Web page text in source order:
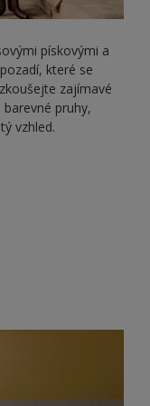
pískovými a
které se
zajímavé
pruhy,
vzhled.